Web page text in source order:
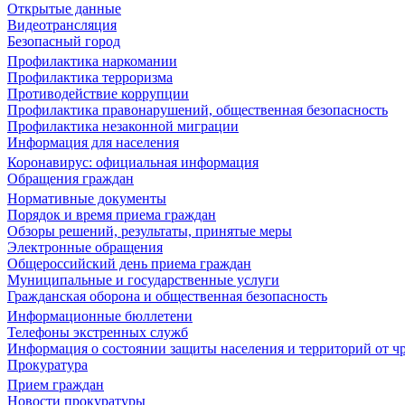
Открытые данные
Видеотрансляция
Безопасный город
Профилактика наркомании
Профилактика терроризма
Противодействие коррупции
Профилактика правонарушений, общественная безопасность
Профилактика незаконной миграции
Информация для населения
Коронавирус: официальная информация
Обращения граждан
Нормативные документы
Порядок и время приема граждан
Обзоры решений, результаты, принятые меры
Электронные обращения
Общероссийский день приема граждан
Муниципальные и государственные услуги
Гражданская оборона и общественная безопасность
Информационные бюллетени
Телефоны экстренных служб
Информация о состоянии защиты населения и территорий от
Прокуратура
Прием граждан
Новости прокуратуры